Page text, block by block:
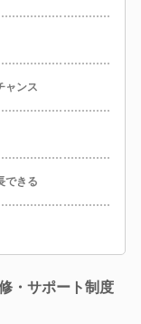
ャンス
できる
・サポート制度